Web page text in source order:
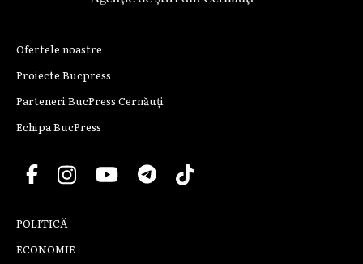
Ofertele noastre
Proiecte Bucpress
Parteneri BucPress Cernăuți
Echipa BucPress
POLITICĂ
ECONOMIE